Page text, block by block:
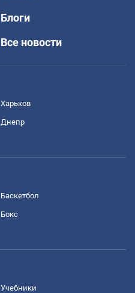
Блоги
Все новости
Харьков
Днепр
Баскетбол
Бокс
Учебники